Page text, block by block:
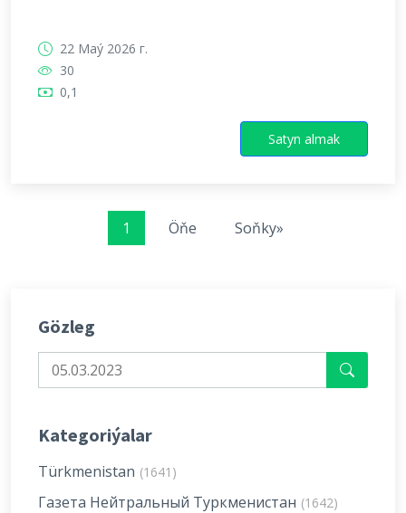
22 Maý 2026 г.
30
0,1
Satyn almak
1 Öňe Soňky»
Gözleg
Kategoriýalar
Türkmenistan (1641)
Газета Нейтральный Туркменистан (1642)